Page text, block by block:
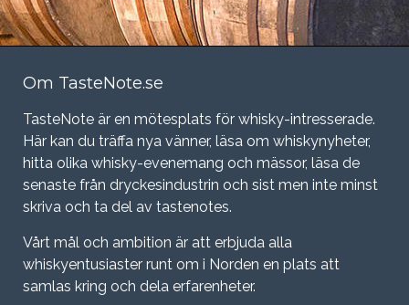
Om TasteNote.se
TasteNote är en mötesplats för whisky-intresserade.
Här kan du träffa nya vänner, läsa om whiskynyheter,
hitta olika whisky-evenemang och mässor, läsa de
senaste från dryckesindustrin och sist men inte minst
skriva och ta del av tastenotes.
Vårt mål och ambition är att erbjuda alla
whiskyentusiaster runt om i Norden en plats att
samlas kring och dela erfarenheter.